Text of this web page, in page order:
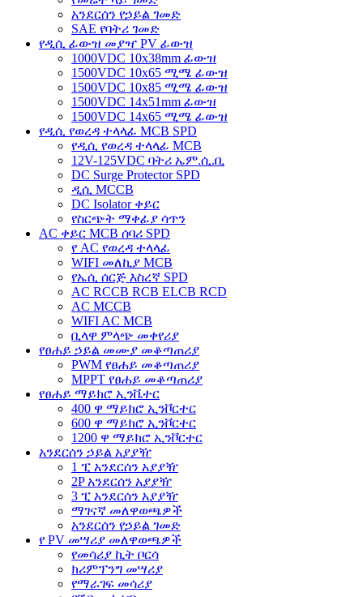
አንደርሰን የኃይል ገመድ
SAE የባትሪ ገመድ
የዲሲ ፊውዝ መያዣ PV ፊውዝ
1000VDC 10x38mm ፊውዝ
1500VDC 10x65 ሚሜ ፊውዝ
1500VDC 10x85 ሚሜ ፊውዝ
1500VDC 14x51mm ፊውዝ
1500VDC 14x65 ሚሜ ፊውዝ
የዲሲ የወረዳ ተላላፊ MCB SPD
የዲሲ የወረዳ ተላላፊ MCB
12V-125VDC ባትሪ ኤም.ሲ.ቢ
DC Surge Protector SPD
ዲሲ MCCB
DC Isolator ቀይር
የስርጭት ማቀፊያ ሳጥን
AC ቀይር MCB ሰባሪ SPD
የ AC የወረዳ ተላላፊ
WIFI መለኪያ MCB
የኤሲ ሰርጅ እስረኛ SPD
AC RCCB RCB ELCB RCD
AC MCCB
WIFI AC MCB
ቢላዋ ምላጭ መቀየሪያ
የፀሐይ ኃይል መሙያ መቆጣጠሪያ
PWM የፀሐይ መቆጣጠሪያ
MPPT የፀሐይ መቆጣጠሪያ
የፀሐይ ማይክሮ ኢንቬተር
400 ዋ ማይክሮ ኢንቮርተር
600 ዋ ማይክሮ ኢንቮርተር
1200 ዋ ማይክሮ ኢንቮርተር
አንደርሰን ኃይል አያያዥ
1 ፒ አንደርሰን አያያዥ
2P አንደርሰን አያያዥ
3 ፒ አንደርሰን አያያዥ
ማገናኛ መለዋወጫዎች
አንደርሰን የኃይል ገመድ
የ PV መሣሪያ መለዋወጫዎች
የመሳሪያ ኪት ቦርሳ
ክሪምፕንግ መሣሪያ
የማራገፍ መሳሪያ